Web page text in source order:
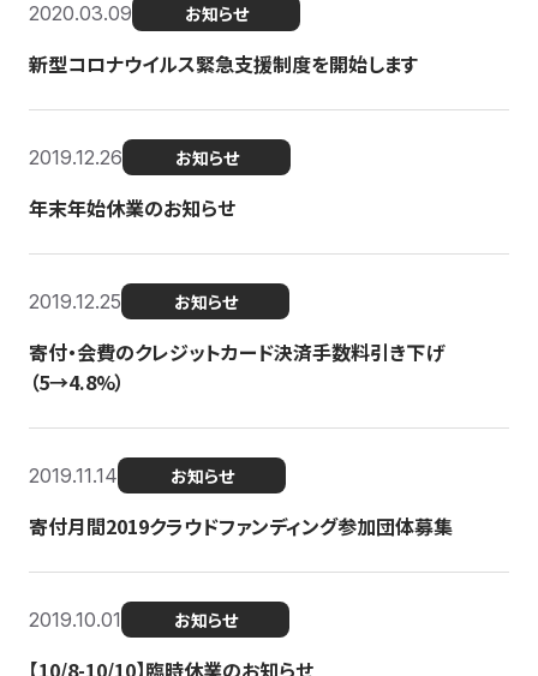
2020.03.09 お知らせ
新型コロナウイルス緊急支援制度を開始します
2019.12.26 お知らせ
年末年始休業のお知らせ
2019.12.25 お知らせ
寄付・会費のクレジットカード決済手数料引き下げ
（5→4.8%）
2019.11.14 お知らせ
寄付月間2019クラウドファンディング参加団体募集
2019.10.01 お知らせ
【10/8-10/10】臨時休業のお知らせ